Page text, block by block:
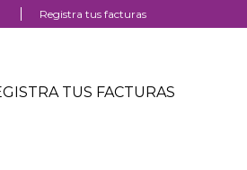
Registra tus facturas
TUS FACTURAS